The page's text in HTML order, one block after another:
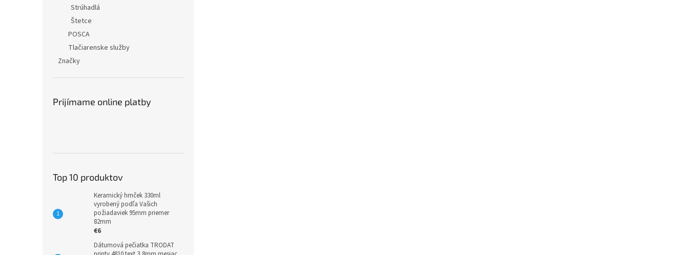
Strúhadlá
Štetce
POSCA
Tlačiarenske služby
Značky
Prijímame online platby
Top 10 produktov
Keramický hrnček 330ml
vyrobený podľa Vašich
požiadaviek 95mm priemer
82mm
€6
Dátumová pečiatka TRODAT